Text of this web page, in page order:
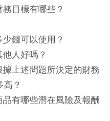
目標有哪些？
錢可以使用？
人好嗎？
上述問題所決定的財務
？
有哪些潛在風險及報酬